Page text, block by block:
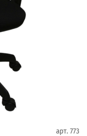
арт. 773